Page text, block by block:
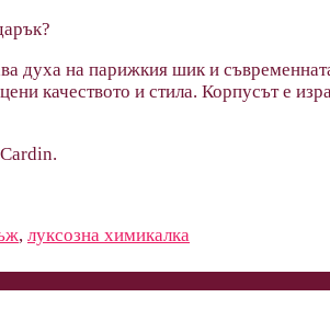
духа на парижкия шик и
качеството и стила. Корпусът е
, луксозна химикалка